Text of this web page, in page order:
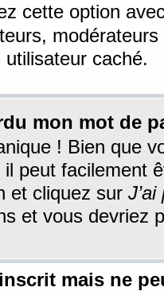
cette option
utilisateur caché.
mon mot de
! Bien que
il peut facilement
et cliquez sur
et vous devriez
mais ne